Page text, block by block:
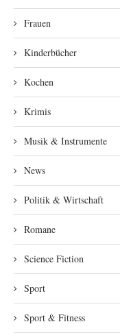
Frauen
Kinderbücher
Kochen
Krimis
Musik & Instrumente
News
Politik & Wirtschaft
Romane
Science Fiction
Sport
Sport & Fitness